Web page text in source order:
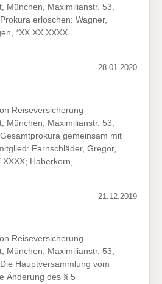
München, Maximilianstr. 53,
erloschen: Wagner,
*XX.XX.XXXX.
28.01.2020
Reiseversicherung
München, Maximilianstr. 53,
gemeinsam mit
Farnschläder, Gregor,
Haberkorn, …
21.12.2019
Reiseversicherung
München, Maximilianstr. 53,
Hauptversammlung vom
Änderung des § 5